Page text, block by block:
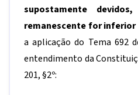
supostamente
remanescente for
a aplicação do Tema 692
entendimento da
201, §2º: